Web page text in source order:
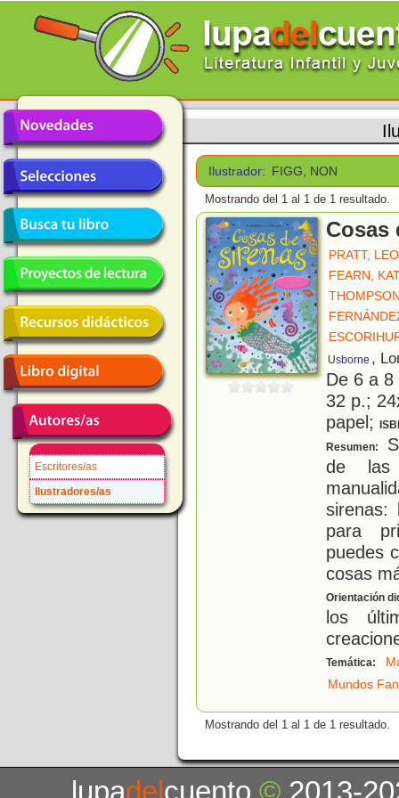
Escritores/as
Ilustradores/as
Ilustrador: FIGG, NON
Mostrando del 1 al 1 de 1 resultado.
Cosas
PRATT,
FEARN,
Usborne ,
De 6 a
32 p.;
papel;
Resumen:
de las
sirenas:
para
puedes
cosas
Orientación
los
Temática:
Mundos
Mostrando del 1 al 1 de 1 resultado.